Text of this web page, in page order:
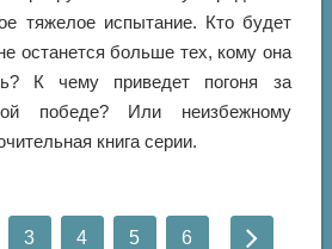
тяжелое испытание. Кто будет
останется больше тех, кому она
К чему приведет погоня за
победе? Или неизбежному
книга серии.
3 4 5 6